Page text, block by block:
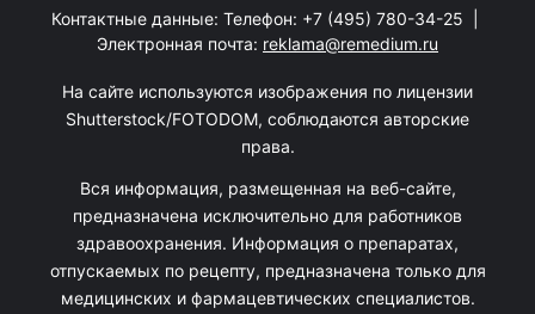
Контактные данные: Телефон: +7 (495) 780-34-25
Электронная почта: reklama@remedium.ru
На сайте используются изображения по лицензии
Shutterstock/FOTODOM, соблюдаются авторские
права.
Вся информация, размещенная на веб-сайте,
предназначена исключительно для работников
здравоохранения. Информация о препаратах,
отпускаемых по рецепту, предназначена только для
медицинских и фармацевтических специалистов.